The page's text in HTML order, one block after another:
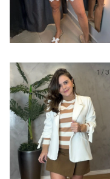
1 / 3